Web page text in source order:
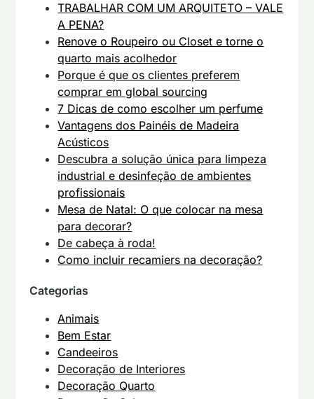
TRABALHAR COM UM ARQUITETO – VALE
A PENA?
Renove o Roupeiro ou Closet e torne o
quarto mais acolhedor
Porque é que os clientes preferem
comprar em global sourcing
7 Dicas de como escolher um perfume
Vantagens dos Painéis de Madeira
Acústicos
Descubra a solução única para limpeza
industrial e desinfeção de ambientes
profissionais
Mesa de Natal: O que colocar na mesa
para decorar?
De cabeça à roda!
Como incluir recamiers na decoração?
Categorias
Animais
Bem Estar
Candeeiros
Decoração de Interiores
Decoração Quarto